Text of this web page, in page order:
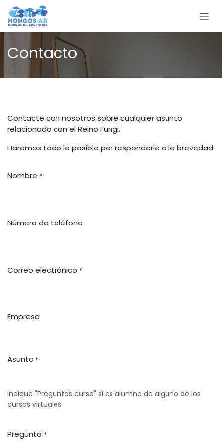
Ir al contenido
Contacto
Contacte con nosotros sobre cualquier asunto
relacionado con el Reino Fungi.
Haremos todo lo posible por responderle a la brevedad.
Nombre *
Número de teléfono
Correo electrónico *
Empresa
Asunto *
Indique "Preguntas curso" si es alumno de alguno de los
cursos virtuales
Pregunta *